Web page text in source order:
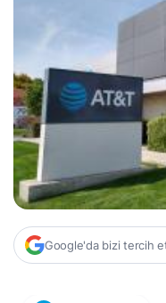
Google'da bizi tercih